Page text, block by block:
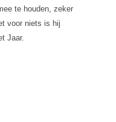
te houden, zeker
voor niets is hij
Jaar.